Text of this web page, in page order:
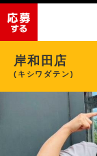
岸和田店
(キシワダテン)